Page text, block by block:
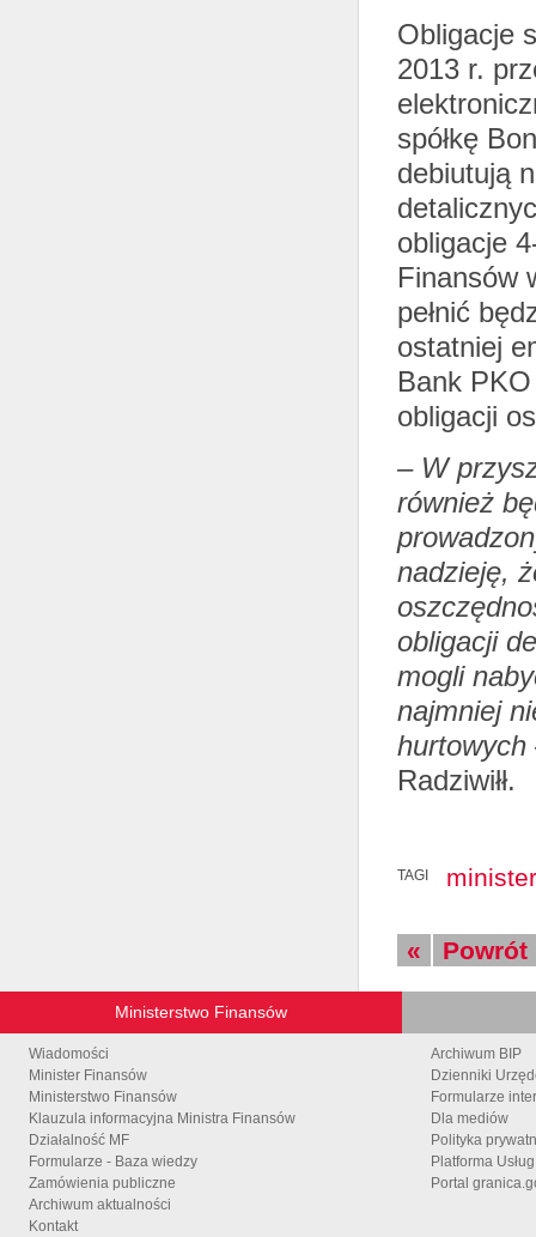
Obligacje
2013 r.
spółkę
debiutują
obligacje
Finansów
pełnić
ostatniej
Bank
obligacji
– W
również
nadzieję,
obligacji
mogli
najmniej
hurtowych
Radziwiłł.
TAGI
« Powrót
Ministerstwo Finansów
Wiadomości
Minister Finansów
Ministerstwo Finansów
Klauzula informacyjna Ministra Finansów
Działalność MF
Formularze - Baza wiedzy
Zamówienia publiczne
Archiwum aktualności
Kontakt
Archiwum BIP
Dzienniki
Formularze
Dla mediów
Polityka
Platforma
Portal